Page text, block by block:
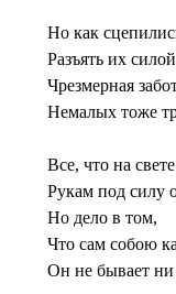
Но как
Разъять их
Чрезмерная
Немалых тоже
Все, что на
Рукам под силу
Но дело в том,
Что сам собою
Он не бывает